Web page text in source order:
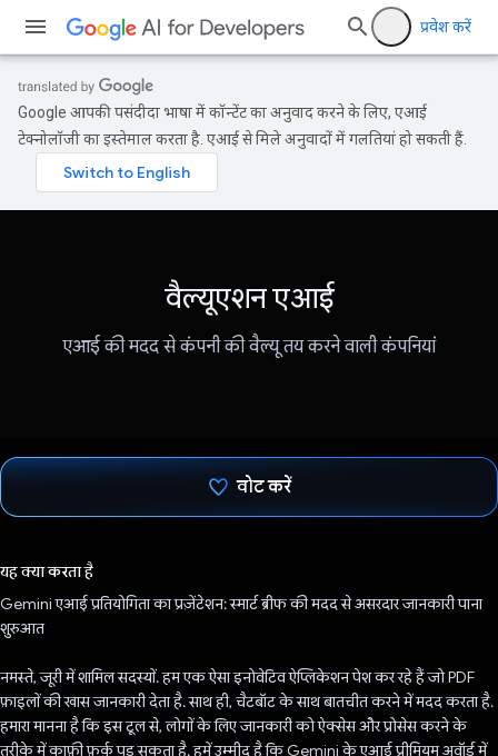
प्रवेश करें
Google आपकी पसंदीदा भाषा में कॉन्टेंट का अनुवाद करने के लिए, एआई
टेक्नोलॉजी का इस्तेमाल करता है. एआई से मिले अनुवादों में गलतियां हो सकती हैं.
वैल्यूएशन एआई
एआई की मदद से कंपनी की वैल्यू तय करने वाली कंपनियां
वोट करें
यह क्या करता है
Gemini एआई प्रतियोगिता का प्रज़ेंटेशन: स्मार्ट ब्रीफ की मदद से असरदार जानकारी पाना
शुरुआत
नमस्ते, जूरी में शामिल सदस्यों. हम एक ऐसा इनोवेटिव ऐप्लिकेशन पेश कर रहे हैं जो PDF
फ़ाइलों की खास जानकारी देता है. साथ ही, चैटबॉट के साथ बातचीत करने में मदद करता है.
हमारा मानना है कि इस टूल से, लोगों के लिए जानकारी को ऐक्सेस और प्रोसेस करने के
तरीके में काफ़ी फ़र्क़ पड़ सकता है. हमें उम्मीद है कि Gemini के एआई प्रीमियम अवॉर्ड में